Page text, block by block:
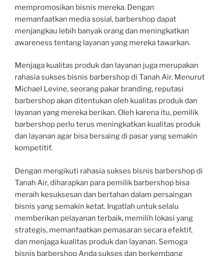
mempromosikan bisnis mereka. Dengan
memanfaatkan media sosial, barbershop dapat
menjangkau lebih banyak orang dan meningkatkan
awareness tentang layanan yang mereka tawarkan.
Menjaga kualitas produk dan layanan juga merupakan
rahasia sukses bisnis barbershop di Tanah Air. Menurut
Michael Levine, seorang pakar branding, reputasi
barbershop akan ditentukan oleh kualitas produk dan
layanan yang mereka berikan. Oleh karena itu, pemilik
barbershop perlu terus meningkatkan kualitas produk
dan layanan agar bisa bersaing di pasar yang semakin
kompetitif.
Dengan mengikuti rahasia sukses bisnis barbershop di
Tanah Air, diharapkan para pemilik barbershop bisa
meraih kesuksesan dan bertahan dalam persaingan
bisnis yang semakin ketat. Ingatlah untuk selalu
memberikan pelayanan terbaik, memilih lokasi yang
strategis, memanfaatkan pemasaran secara efektif,
dan menjaga kualitas produk dan layanan. Semoga
bisnis barbershop Anda sukses dan berkembang